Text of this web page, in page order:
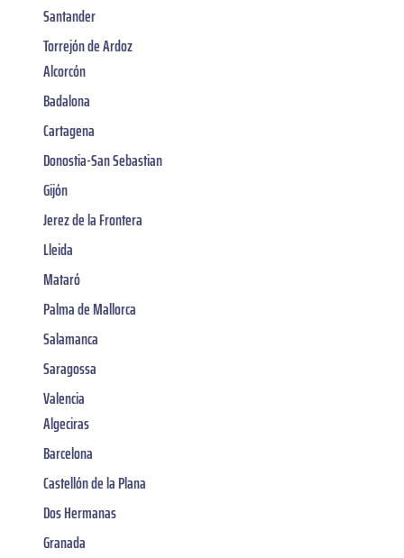
Santander
Torrejón de Ardoz
Alcorcón
Badalona
Cartagena
Donostia-San Sebastian
Gijón
Jerez de la Frontera
Lleida
Mataró
Palma de Mallorca
Salamanca
Saragossa
Valencia
Algeciras
Barcelona
Castellón de la Plana
Dos Hermanas
Granada